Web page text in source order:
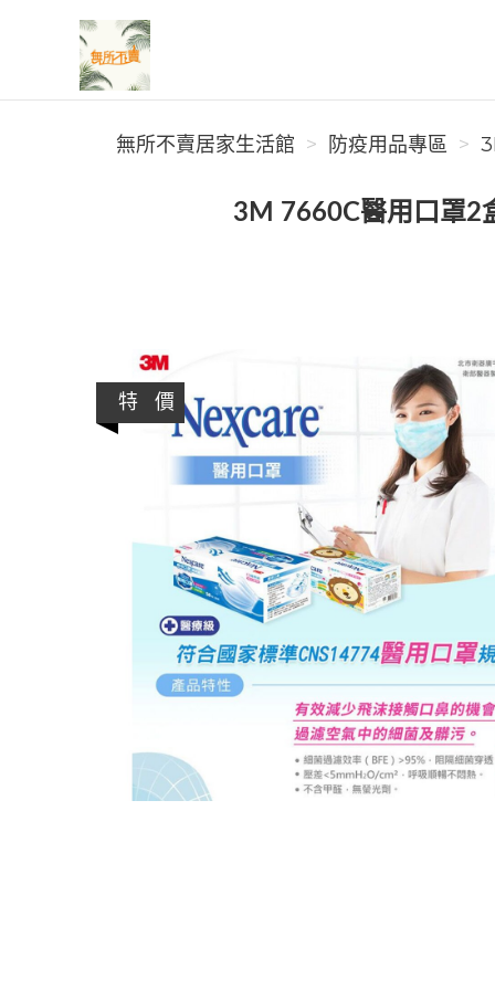
無所不賣居家生活館
無所不賣居家生活館
防疫用品專區
3M 7660C醫用口罩2
特 價